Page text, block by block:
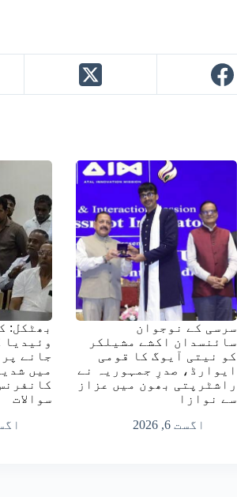
سرسی کے نوجوان
سائنسدان اکشے مشیلکر
کو نیتی آیوگ کا قومی
ایوارڈ، صدرِ جمہوریہ نے
راشٹرپتی بھون میں عزاز
سے نوازا
اگست 6, 2026
بھٹکل:
وئیدیا
جانے
میں
سوالات
اگست